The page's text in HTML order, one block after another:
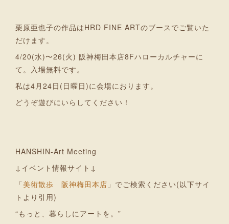
栗原亜也子の作品はHRD FINE ARTのブースでご覧いた
だけます。
4/20(水)〜26(火) 阪神梅田本店8Fハローカルチャーに
て。入場無料です。
私は4月24日(日曜日)に会場におります。
どうぞ遊びにいらしてください！
HANSHIN-Art Meeting
↓イベント情報サイト↓
「美術散歩 阪神梅田本店 」でご検索ください(以下サイ
トより引用)
“もっと、暮らしにアートを。”